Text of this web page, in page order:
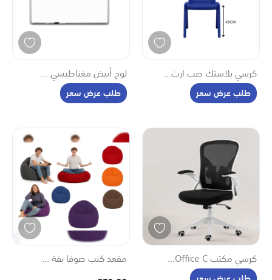
كرسي بلاستك صب ارت...
طلب عرض سعر
لوح أبيض مغناطيسي ...
طلب عرض سعر
كرسي مكتب Office C...
مقعد كنب صوفا بفة ...